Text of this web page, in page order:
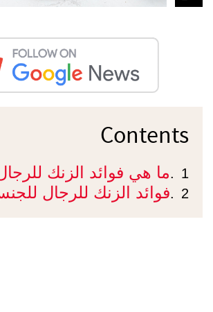
Contents
1. ما هي فوائد الزنك
2. فوائد الزنك للرجال